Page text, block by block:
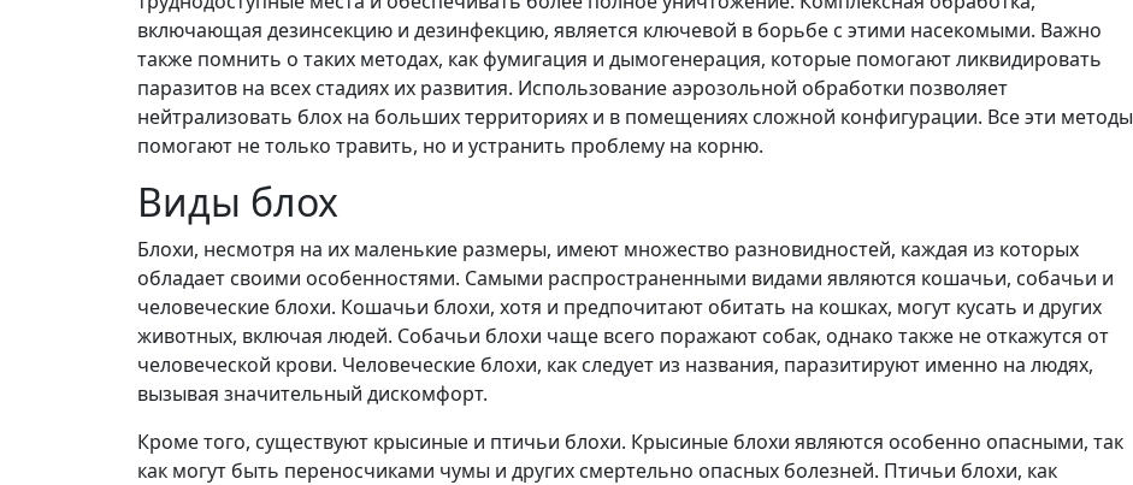
включающая дезинсекцию и дезинфекцию, является ключевой в борьбе с этими насекомыми. Важно
также помнить о таких методах, как фумигация и дымогенерация, которые помогают ликвидировать
паразитов на всех стадиях их развития. Использование аэрозольной обработки позволяет
нейтрализовать блох на больших территориях и в помещениях сложной конфигурации. Все эти методы
помогают не только травить, но и устранить проблему на корню.
Виды блох
Блохи, несмотря на их маленькие размеры, имеют множество разновидностей, каждая из которых
обладает своими особенностями. Самыми распространенными видами являются кошачьи, собачьи и
человеческие блохи. Кошачьи блохи, хотя и предпочитают обитать на кошках, могут кусать и других
животных, включая людей. Собачьи блохи чаще всего поражают собак, однако также не откажутся от
человеческой крови. Человеческие блохи, как следует из названия, паразитируют именно на людях,
вызывая значительный дискомфорт.
Кроме того, существуют крысиные и птичьи блохи. Крысиные блохи являются особенно опасными, так
как могут быть переносчиками чумы и других смертельно опасных болезней. Птичьи блохи, как